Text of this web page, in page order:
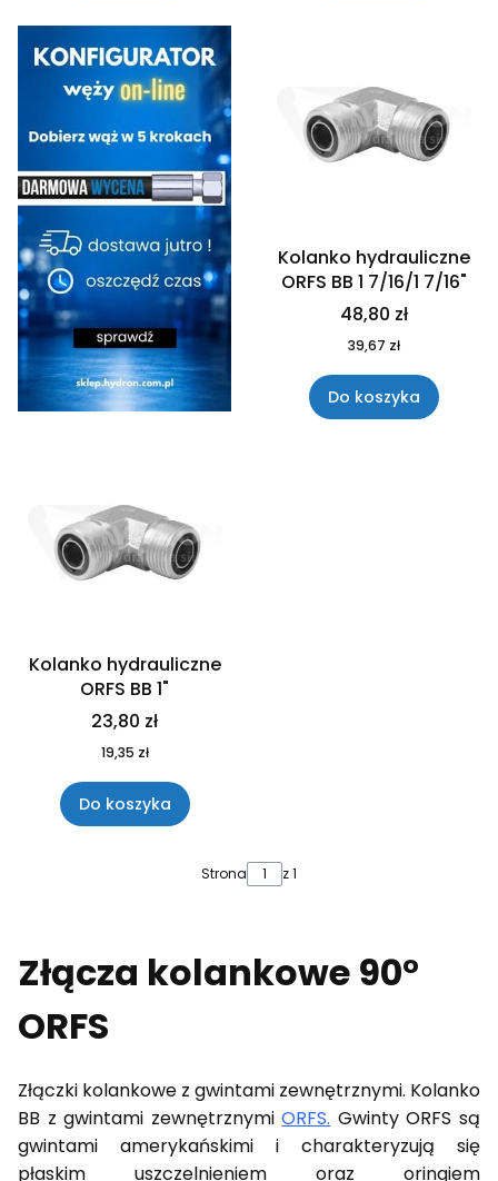
Kolanko hydrauliczne
ORFS BB 1 7/16/1 7/16"
48,80 zł
39,67 zł
Do koszyka
Kolanko hydrauliczne
ORFS BB 1"
23,80 zł
19,35 zł
Do koszyka
Strona z 1
Złącza kolankowe 90°
ORFS
Złączki kolankowe z gwintami zewnętrznymi. Kolanko
BB z gwintami zewnętrznymiORFS. Gwinty ORFS są
gwintami amerykańskimi i charakteryzują się
płaskim uszczelnieniem oraz oringiem